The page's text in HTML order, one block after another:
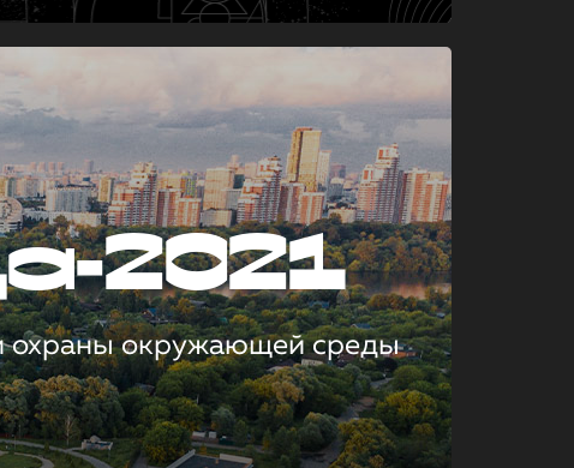
2021
охраны окружающей среды